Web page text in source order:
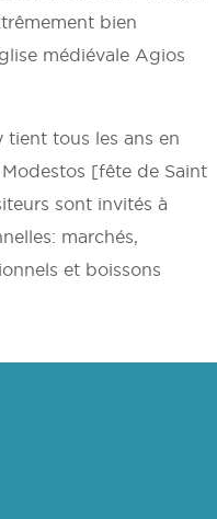
bien
médiévale Agios
tient tous les ans en
[fête de Saint
sont invités à
marchés,
et boissons